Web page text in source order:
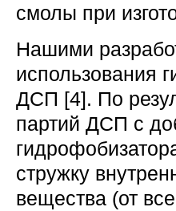
смолы при
Нашими
использования
ДСП [4]. По
партий ДСП с
стружку
вещества (от